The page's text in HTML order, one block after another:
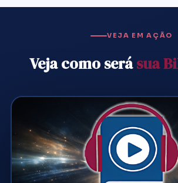
VEJA EM AÇÃO
Veja como serásua